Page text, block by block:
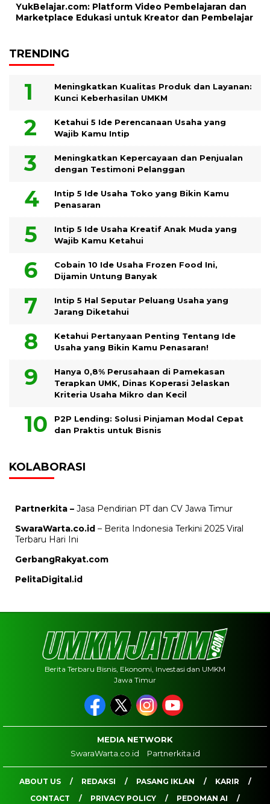
YukBelajar.com: Platform Video Pembelajaran dan
Marketplace Edukasi untuk Kreator dan Pembelajar
TRENDING
Meningkatkan Kualitas Produk dan Layanan:
Kunci Keberhasilan UMKM
Ketahui 5 Ide Perencanaan Usaha yang
Wajib Kamu Intip
Meningkatkan Kepercayaan dan Penjualan
dengan Testimoni Pelanggan
Intip 5 Ide Usaha Toko yang Bikin Kamu
Penasaran
Intip 5 Ide Usaha Kreatif Anak Muda yang
Wajib Kamu Ketahui
Cobain 10 Ide Usaha Frozen Food Ini,
Dijamin Untung Banyak
Intip 5 Hal Seputar Peluang Usaha yang
Jarang Diketahui
Ketahui Pertanyaan Penting Tentang Ide
Usaha yang Bikin Kamu Penasaran!
Hanya 0,8% Perusahaan di Pamekasan
Terapkan UMK, Dinas Koperasi Jelaskan
Kriteria Usaha Mikro dan Kecil
P2P Lending: Solusi Pinjaman Modal Cepat
dan Praktis untuk Bisnis
KOLABORASI
Partnerkita – Jasa Pendirian PT dan CV Jawa Timur
SwaraWarta.co.id – Berita Indonesia Terkini 2025 Viral
Terbaru Hari Ini
GerbangRakyat.com
PelitaDigital.id
Berita Terbaru Bisnis, Ekonomi, Investasi dan UMKM
Jawa Timur
MEDIA NETWORK
SwaraWarta.co.id
Partnerkita.id
ABOUT US REDAKSI PASANG IKLAN
KARIR
CONTACT
PRIVACY POLICY PEDOMAN AI